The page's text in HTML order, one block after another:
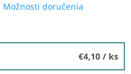
Možnosti doručenia
€4,10 / ks